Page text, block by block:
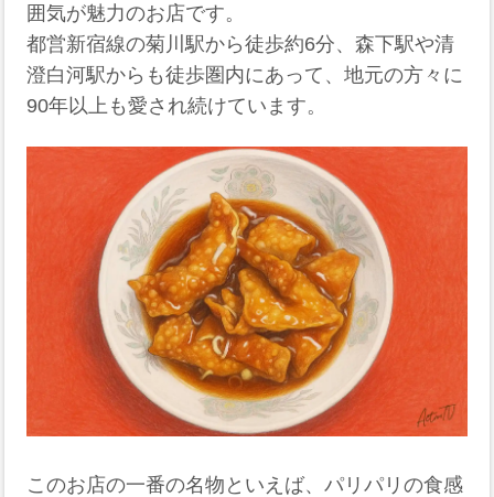
囲気が魅力のお店です。
都営新宿線の菊川駅から徒歩約6分、森下駅や清
澄白河駅からも徒歩圏内にあって、地元の方々に
90年以上も愛され続けています。
このお店の一番の名物といえば、パリパリの食感